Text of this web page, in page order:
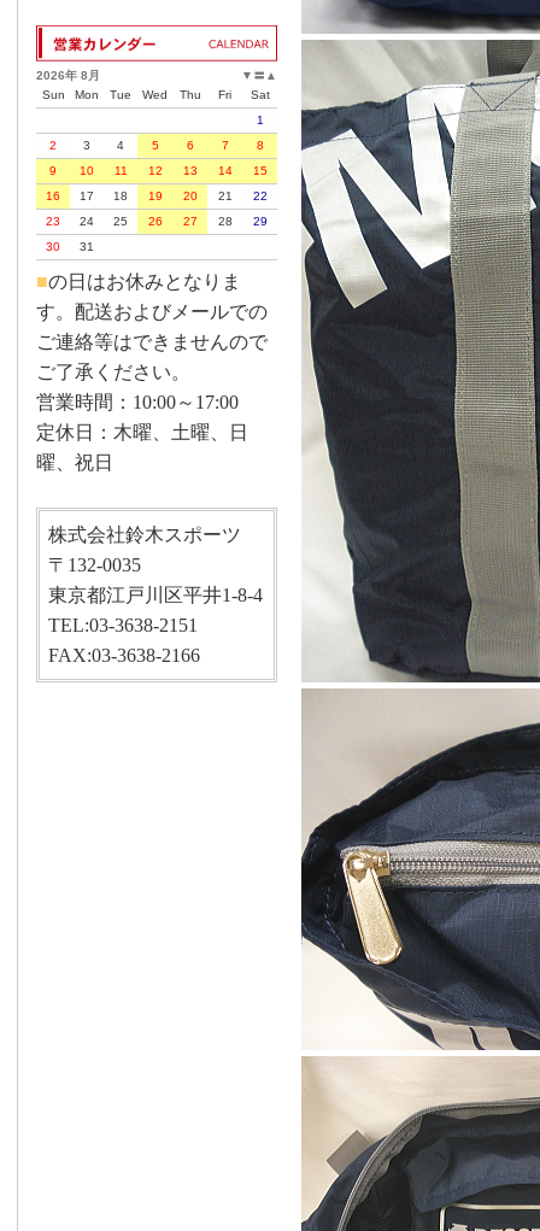
▲
〓
▼
2026年 8月
Sun
Mon Tue Wed Thu Fri
Sat
1
2
3 4 5 6 7
8
9
10 11 12 13 14
15
16
17 18 19 20 21
22
23
24 25 26 27 28
29
30
31
■の日はお休みとなりま
す。配送およびメールでの
ご連絡等はできませんので
ご了承ください。
営業時間：10:00～17:00
定休日：木曜、土曜、日
曜、祝日
株式会社鈴木スポーツ
〒132-0035
東京都江戸川区平井1-8-4
TEL:03-3638-2151
FAX:03-3638-2166